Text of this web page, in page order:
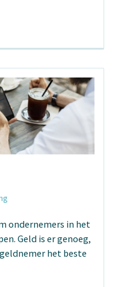
ondernemers in het
Geld is er genoeg,
het beste